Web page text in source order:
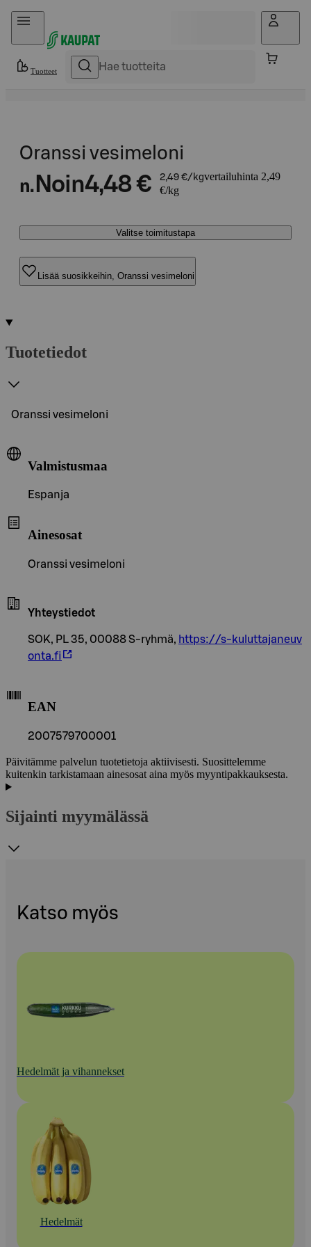
Hyppää sisältöön
Tuotteet
Oranssi vesimeloni
n. Noin4,48 € 2,49 €/kgvertailuhinta 2,49
€/kg
Valitse toimitustapa
Lisää suosikkeihin, Oranssi vesimeloni
Tuotetiedot
Oranssi vesimeloni
Valmistusmaa
Espanja
Ainesosat
Oranssi vesimeloni
Yhteystiedot
SOK, PL 35, 00088 S-ryhmä, https://s-kuluttajaneuv
onta.fi
EAN
2007579700001
Päivitämme palvelun tuotetietoja aktiivisesti. Suosittelemme
kuitenkin tarkistamaan ainesosat aina myös myyntipakkauksesta.
Sijainti myymälässä
Katso myös
Hedelmät ja vihannekset
Hedelmät